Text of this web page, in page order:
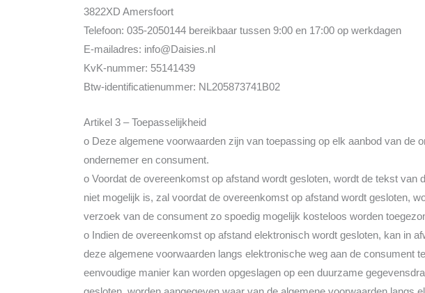
3822XD Amersfoort
Telefoon: 035-2050144 bereikbaar tussen 9:00 en 17:00 op werkdagen
E-mailadres: info@Daisies.nl
KvK-nummer: 55141439
Btw-identificatienummer: NL205873741B02
Artikel 3 – Toepasselijkheid
o Deze algemene voorwaarden zijn van toepassing op elk aanbod van
ondernemer en consument.
o Voordat de overeenkomst op afstand wordt gesloten, wordt de tekst
niet mogelijk is, zal voordat de overeenkomst op afstand wordt gesloten,
verzoek van de consument zo spoedig mogelijk kosteloos worden
o Indien de overeenkomst op afstand elektronisch wordt gesloten, kan in
deze algemene voorwaarden langs elektronische weg aan de consument
eenvoudige manier kan worden opgeslagen op een duurzame